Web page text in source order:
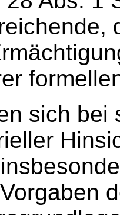
sich bei